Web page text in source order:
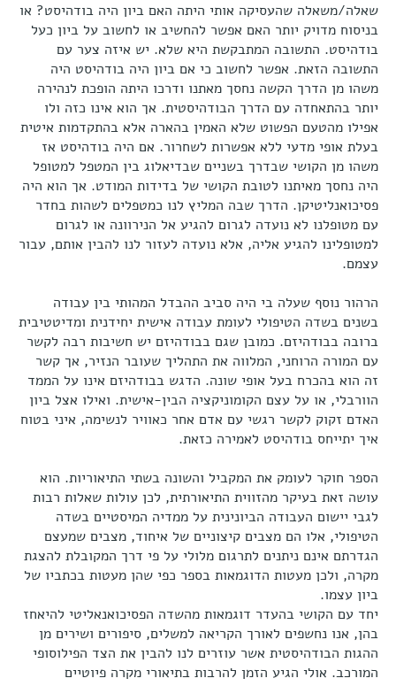
שאלה/משאלה שהעסיקה אותי היתה האם ביון היה בודהיסט? או
בניסוח מדויק יותר האם אפשר להחשיב או לחשוב על ביון כעל
בודהיסט. התשובה המתבקשת היא שלא. יש איזה צער עם
התשובה הזאת. אפשר לחשוב כי אם ביון היה בודהיסט היה
משהו מן הדרך הקשה נחסך מאתנו ודרכו היתה הופכת לנהירה
יותר בהתאחדה עם הדרך הבודהיסטית. אך הוא אינו כזה ולו
אפילו מהטעם הפשוט שלא האמין בהארה אלא בהתקדמות איטית
בעלת אופי מדעי ללא אפשרות לשחרור. אם היה בודהיסט אז
משהו מן הקושי שבדרך בשניים שבדיאלוג בין המטפל למטופל
היה נחסך מאיתנו לטובת הקושי של בדידות המודט. אך הוא היה
פסיכואנליטיקן. הדרך שבה המליץ לנו כמטפלים לשהות בחדר
עם מטופלנו לא נועדה לגרום להגיע אל הנירוונה או לגרום
למטופלינו להגיע אליה, אלא נועדה לעזור לנו להבין אותם, עבור
עצמם.
הרהור נוסף שעלה בי היה סביב ההבדל המהותי בין עבודה
בשנים בשדה הטיפולי לעומת עבודה אישית יחידנית ומדיטטיבית
ברובה בבודהיזם. כמובן שגם בבודהיזם יש חשיבות רבה לקשר
עם המורה הרוחני, המלווה את התהליך שעובר הנזיר, אך קשר
זה הוא בהכרח בעל אופי שונה. הדגש בבודהיזם אינו על הממד
הוורבלי, או על עצם הקומוניקציה הבין-אישית. ואילו אצל ביון
האדם זקוק לקשר רגשי עם אדם אחר כאוויר לנשימה, איני בטוח
איך יתייחס בודהיסט לאמירה כזאת.
הספר חוקר לעומק את המקביל והשונה בשתי התיאוריות. הוא
עושה זאת בעיקר מהזווית התיאורתית, לכן עולות שאלות רבות
לגבי יישום העבודה הביונינית על ממדיה המיסטיים בשדה
הטיפולי, אלו הם מצבים קיצוניים של איחוד, מצבים שמעצם
הגדרתם אינם ניתנים לתרגום מלולי על פי דרך המקובלת להצגת
מקרה, ולכן מעטות הדוגמאות בספר כפי שהן מעטות בכתביו של
ביון עצמו.
יחד עם הקושי בהעדר דוגמאות מהשדה הפסיכואנאליטי להיאחז
בהן, אנו נחשפים לאורך הקריאה למשלים, סיפורים ושירים מן
ההגות הבודהיסטית אשר עוזרים לנו להבין את הצד הפילוסופי
המורכב. אולי הגיע הזמן להרבות בתיאורי מקרה פיוטיים